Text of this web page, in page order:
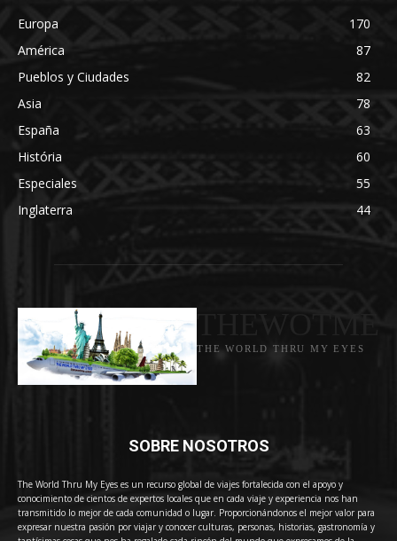
Europa
170
América
87
Pueblos y Ciudades
82
Asia
78
España
63
História
60
Especiales
55
Inglaterra
44
THE WORLD THRU MY EYES
SOBRE NOSOTROS
The World Thru My Eyes es un recurso global de viajes fortalecida con el apoyo y
conocimiento de cientos de expertos locales que en cada viaje y experiencia nos han
transmitido lo mejor de cada comunidad o lugar. Proporcionándonos el mejor valor para
expresar nuestra pasión por viajar y conocer culturas, personas, historias, gastronomía y